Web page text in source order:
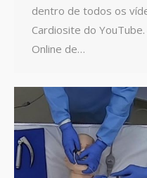
dentro de todos os
Cardiosite do
Online de…